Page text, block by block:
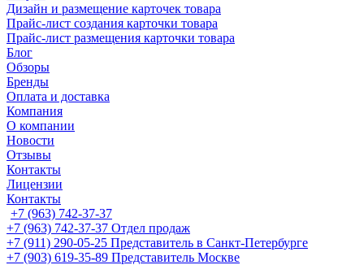
Дизайн и размещение карточек товара
Прайс-лист создания карточки товара
Прайс-лист размещения карточки товара
Блог
Обзоры
Бренды
Оплата и доставка
Компания
О компании
Новости
Отзывы
Контакты
Лицензии
Контакты
+7 (963) 742-37-37
+7 (963) 742-37-37 Отдел продаж
+7 (911) 290-05-25 Представитель в Санкт-Петербурге
+7 (903) 619-35-89 Представитель Москве